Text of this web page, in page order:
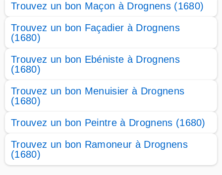
Trouvez un bon Maçon à Drognens (1680)
Trouvez un bon Façadier à Drognens
(1680)
Trouvez un bon Ebéniste à Drognens
(1680)
Trouvez un bon Menuisier à Drognens
(1680)
Trouvez un bon Peintre à Drognens (1680)
Trouvez un bon Ramoneur à Drognens
(1680)